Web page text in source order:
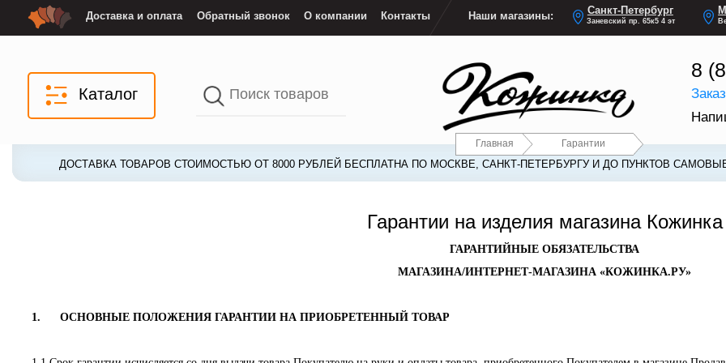
Доставка и оплата Обратный звонок О компании Контакты Наши магазины: Санкт-Петербург
Заневский пр. 65к5 4 эт
Каталог
8
Главная Гарантии
ДОСТАВКА ТОВАРОВ СТОИМОСТЬЮ ОТ 8000 РУБЛЕЙ БЕСПЛАТНА ПО МОСКВЕ, САНКТ-ПЕТЕРБУРГУ И ДО ПУНКТОВ
ДОСТАВКА ТОВАРОВ СТОИМОСТЬЮ ОТ 8000 РУБЛЕЙ БЕСПЛАТНА ПО МОСКВЕ, САНКТ-ПЕТЕРБУРГУ И ДО ПУНКТОВ
Гарантии на изделия магазина Кожинка
ГАРАНТИЙНЫЕ ОБЯЗАТЕЛЬСТВА
МАГАЗИНА/ИНТЕРНЕТ-МАГАЗИНА «КОЖИНКА.РУ»
1. ОСНОВНЫЕ ПОЛОЖЕНИЯ ГАРАНТИИ НА ПРИОБРЕТЕННЫЙ ТОВАР